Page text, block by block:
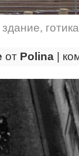
здание, готика
от Polina